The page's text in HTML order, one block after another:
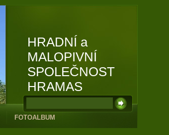
HRADNÍ a
MALOPIVNÍ
SPOLEČNOST
HRAMAS
FOTOALBUM